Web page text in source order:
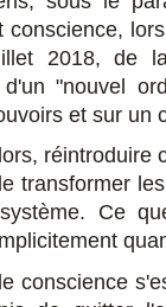
conscience,
2018, de
d'un "nouvel
et sur un
réintroduire
transformer
Ce
conscience